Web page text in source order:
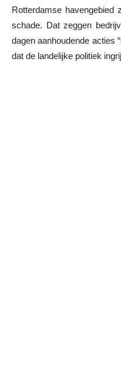
Rotterdamse havengebied
schade. Dat zeggen
dagen aanhoudende acties
dat de landelijke politiek